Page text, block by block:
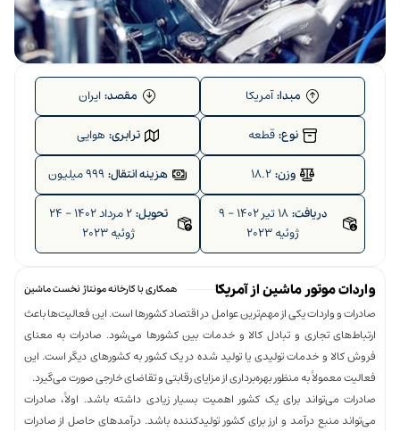
مبدا: آمریکا مقصد: ایران
نوع: قطعه ترابری: هوایی
وزن: 18.2 هزینه انتقال: 999 میلیون
دریافت:
18 تیر 1402 - 9
ژوئیه 2023
تحویل:
2 مرداد 1402 - 24
ژوئیه 2023
واردات موتور ماشین از آمریکا همکاری با کارخانه مونتاژ نخست ماشین
صادرات و واردات یکی از مهم‌ترین عوامل در اقتصاد کشورها است. این فعالیت‌ها باعث
ارتباط‌های تجاری و تبادل کالا و خدمات بین کشورها می‌شود. صادرات به معنای
فروش کالا و خدمات تولیدی یا تولید شده در یک کشور به کشورهای دیگر است. این
فعالیت معمولاً به منظور بهره‌برداری از مزایای رقابتی و تقاضای خارجی صورت می‌گیرد.
صادرات می‌تواند برای یک کشور اهمیت بسیار زیادی داشته باشد. اولاً، صادرات
می‌تواند منبع درآمد و ارز برای کشور تولیدکننده باشد. درآمدهای حاصل از صادرات